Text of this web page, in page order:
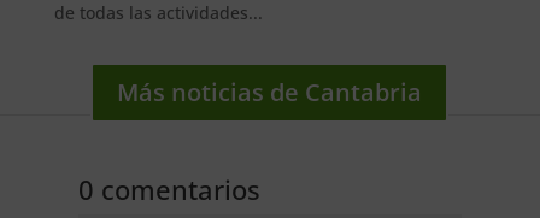
de todas las actividades...
Más noticias de Cantabria
0 comentarios